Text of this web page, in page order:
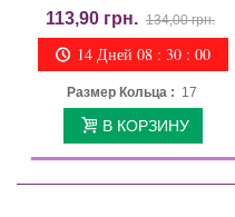
113,90 грн. 134,00 грн.
14 Дней 08 : 29 : 58
Размер Кольца : 17
В КОРЗИНУ